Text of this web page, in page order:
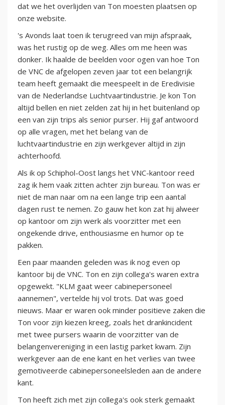
dat we het overlijden van Ton moesten plaatsen op
onze website.
's Avonds laat toen ik terugreed van mijn afspraak,
was het rustig op de weg. Alles om me heen was
donker. Ik haalde de beelden voor ogen van hoe Ton
de VNC de afgelopen zeven jaar tot een belangrijk
team heeft gemaakt die meespeelt in de Eredivisie
van de Nederlandse Luchtvaartindustrie. Je kon Ton
altijd bellen en niet zelden zat hij in het buitenland op
een van zijn trips als senior purser. Hij gaf antwoord
op alle vragen, met het belang van de
luchtvaartindustrie en zijn werkgever altijd in zijn
achterhoofd.
Als ik op Schiphol-Oost langs het VNC-kantoor reed
zag ik hem vaak zitten achter zijn bureau. Ton was er
niet de man naar om na een lange trip een aantal
dagen rust te nemen. Zo gauw het kon zat hij alweer
op kantoor om zijn werk als voorzitter met een
ongekende drive, enthousiasme en humor op te
pakken.
Een paar maanden geleden was ik nog even op
kantoor bij de VNC. Ton en zijn collega's waren extra
opgewekt. "KLM gaat weer cabinepersoneel
aannemen", vertelde hij vol trots. Dat was goed
nieuws. Maar er waren ook minder positieve zaken die
Ton voor zijn kiezen kreeg, zoals het drankincident
met twee pursers waarin de voorzitter van de
belangenvereniging in een lastig parket kwam. Zijn
werkgever aan de ene kant en het verlies van twee
gemotiveerde cabinepersoneelsleden aan de andere
kant.
Ton heeft zich met zijn collega's ook sterk gemaakt